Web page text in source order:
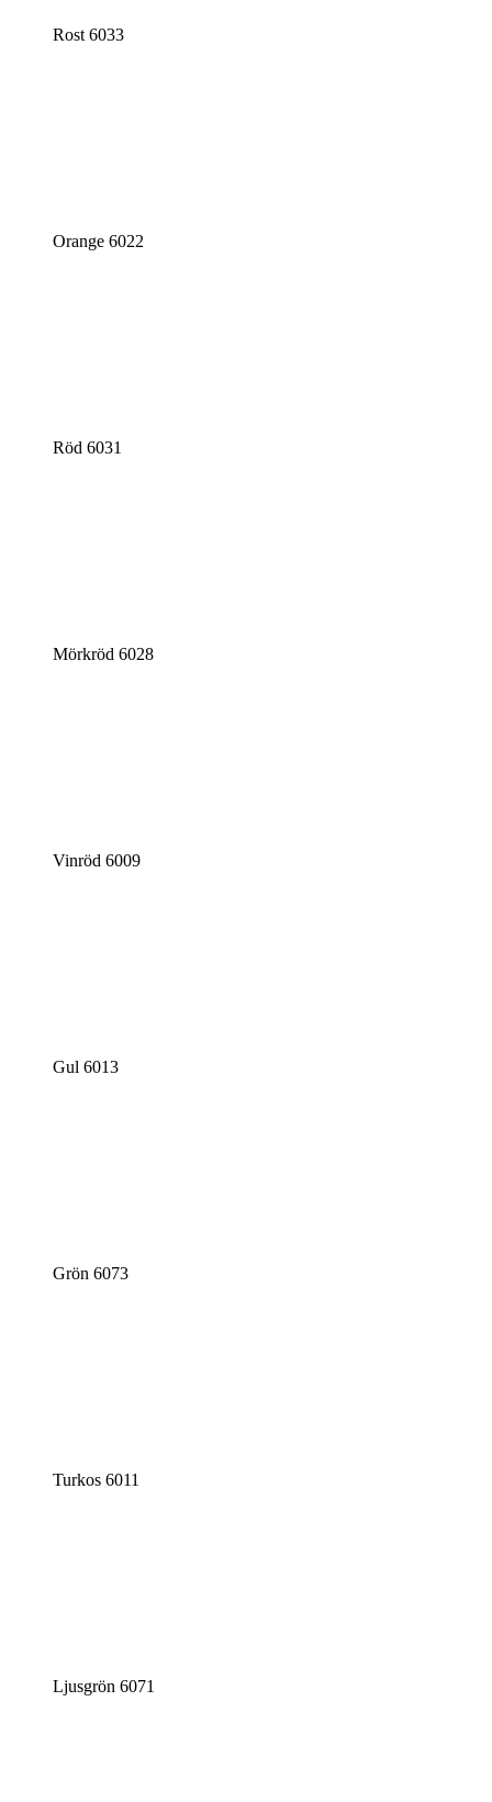
Rost 6033
Orange 6022
Röd 6031
Mörkröd 6028
Vinröd 6009
Gul 6013
Grön 6073
Turkos 6011
Ljusgrön 6071